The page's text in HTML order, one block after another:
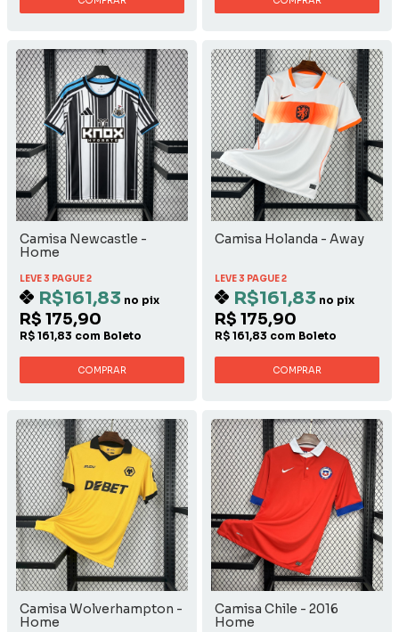
Camisa Newcastle -
Home
LEVE 3 PAGUE 2
R$161,83 no pix
R$ 175,90
R$ 161,83 com Boleto
COMPRAR
Camisa Holanda - Away
LEVE 3 PAGUE 2
R$161,83 no pix
R$ 175,90
R$ 161,83 com Boleto
COMPRAR
Camisa Wolverhampton -
Home
Camisa Chile - 2016
Home